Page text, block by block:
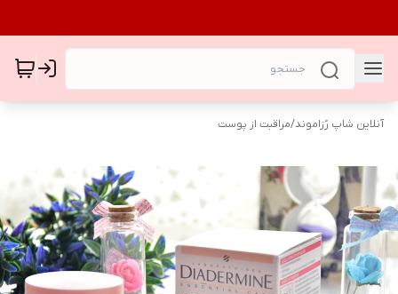
آنلاین شاپ رُزاموند/مراقبت از پوست